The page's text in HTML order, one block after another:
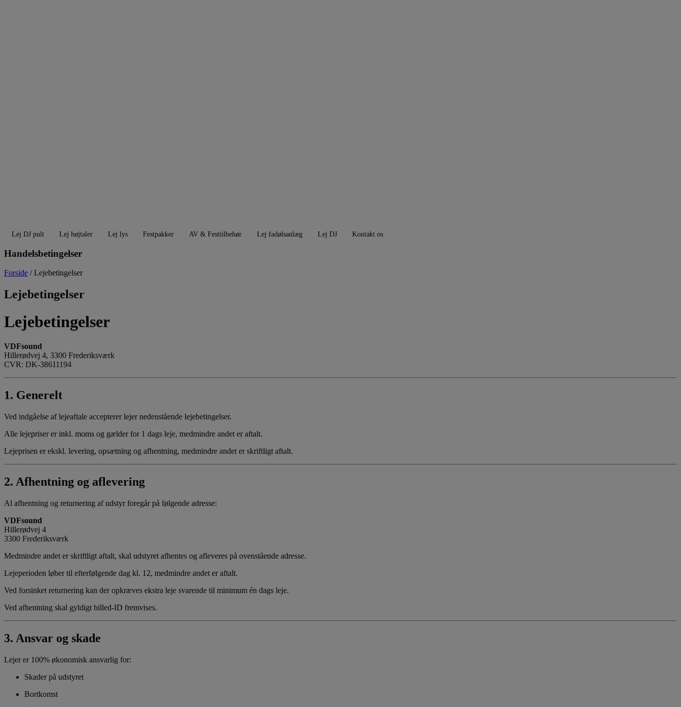
Lej DJ pult Lej højtaler Lej lys Festpakker AV & Festtilbehør Lej fadølsanlæg Lej DJ Kontakt os
Handelsbetingelser
Forside / Lejebetingelser
Lejebetingelser
Lejebetingelser
VDFsound
Hillerødvej 4, 3300 Frederiksværk
CVR: DK-38611194
1. Generelt
Ved indgåelse af lejeaftale accepterer lejer nedenstående lejebetingelser.
Alle lejepriser er inkl. moms og gælder for 1 dags leje, medmindre andet er aftalt.
Lejeprisen er ekskl. levering, opsætning og afhentning, medmindre andet er skriftligt aftalt.
2. Afhentning og aflevering
Al afhentning og returnering af udstyr foregår på følgende adresse:
VDFsound
Hillerødvej 4
3300 Frederiksværk
Medmindre andet er skriftligt aftalt, skal udstyret afhentes og afleveres på ovenstående adresse.
Lejeperioden løber til efterfølgende dag kl. 12, medmindre andet er aftalt.
Ved forsinket returnering kan der opkræves ekstra leje svarende til minimum én dags leje.
Ved afhentning skal gyldigt billed-ID fremvises.
3. Ansvar og skade
Lejer er 100% økonomisk ansvarlig for:
Skader på udstyret
Bortkomst